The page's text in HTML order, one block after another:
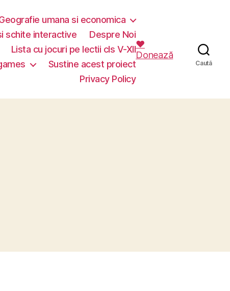
umana si economica
schite interactive
Despre Noi
Lista cu jocuri pe lectii cls V-XII
Sustine acest proiect
Privacy Policy
❤️
Donează
Caută